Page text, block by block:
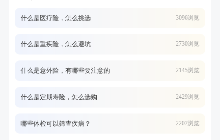
什么是医疗险，怎么挑选 3096浏览
什么是重疾险，怎么避坑 2730浏览
什么是意外险，有哪些要注意的 2145浏览
什么是定期寿险，怎么选购 2429浏览
哪些体检可以筛查疾病？ 2207浏览